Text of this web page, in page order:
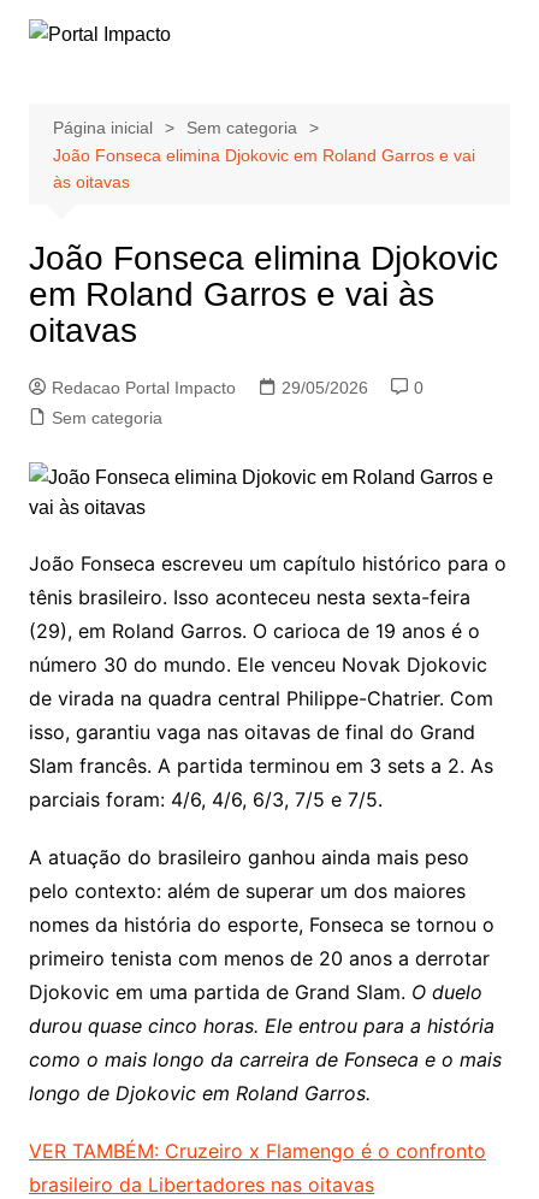
para
Página inicial
Sem categoria
João Fonseca elimina Djokovic em Roland Garros e vai
às oitavas
João Fonseca elimina Djokovic
em Roland Garros e vai às
oitavas
Redacao Portal Impacto 29/05/2026
0
Sem categoria
João Fonseca escreveu um capítulo histórico para o
tênis brasileiro. Isso aconteceu nesta sexta-feira
(29), em Roland Garros. O carioca de 19 anos é o
número 30 do mundo. Ele venceu Novak Djokovic
de virada na quadra central Philippe-Chatrier. Com
isso, garantiu vaga nas oitavas de final do Grand
Slam francês. A partida terminou em 3 sets a 2. As
parciais foram: 4/6, 4/6, 6/3, 7/5 e 7/5.
A atuação do brasileiro ganhou ainda mais peso
pelo contexto: além de superar um dos maiores
nomes da história do esporte, Fonseca se tornou o
primeiro tenista com menos de 20 anos a derrotar
Djokovic em uma partida de Grand Slam. O duelo
durou quase cinco horas. Ele entrou para a história
como o mais longo da carreira de Fonseca e o mais
longo de Djokovic em Roland Garros.
VER TAMBÉM: Cruzeiro x Flamengo é o confronto
brasileiro da Libertadores nas oitavas